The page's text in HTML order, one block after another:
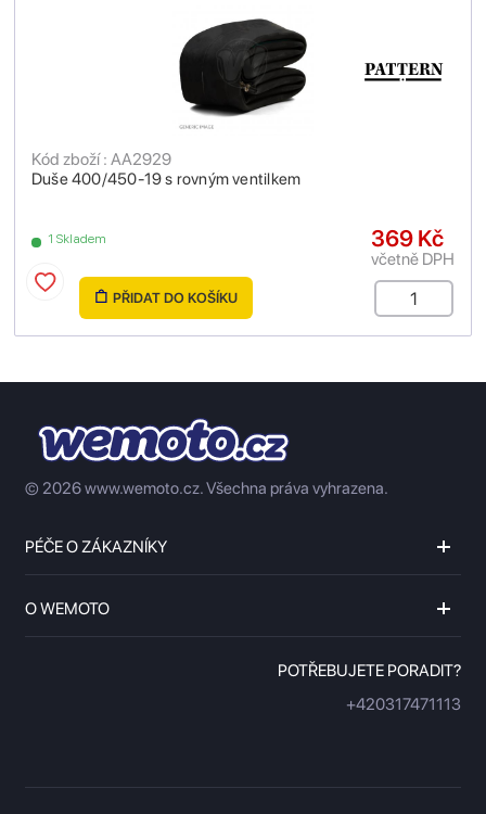
Duše 400/450-19 s rovným ventilkem
Kód zboží : AA2929
1 Skladem 369 Kč
včetně DPH
PŘIDAT DO KOŠÍKU
© 2026 www.wemoto.cz.Všechna práva vyhrazena.
PÉČE O ZÁKAZNÍKY
O WEMOTO
POTŘEBUJETE PORADIT?
+420317471113